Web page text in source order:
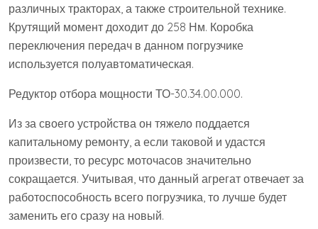
различных тракторах, а также строительной технике.
Крутящий момент доходит до 258 Нм. Коробка
переключения передач в данном погрузчике
используется полуавтоматическая.
Редуктор отбора мощности ТО-30.34.00.000.
Из за своего устройства он тяжело поддается
капитальному ремонту, а если таковой и удастся
произвести, то ресурс моточасов значительно
сокращается. Учитывая, что данный агрегат отвечает за
работоспособность всего погрузчика, то лучше будет
заменить его сразу на новый.